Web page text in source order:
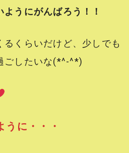
うにがんばろう！！
るくらいだけど、少しでも
ごしたいな(*^-^*)
に・・・